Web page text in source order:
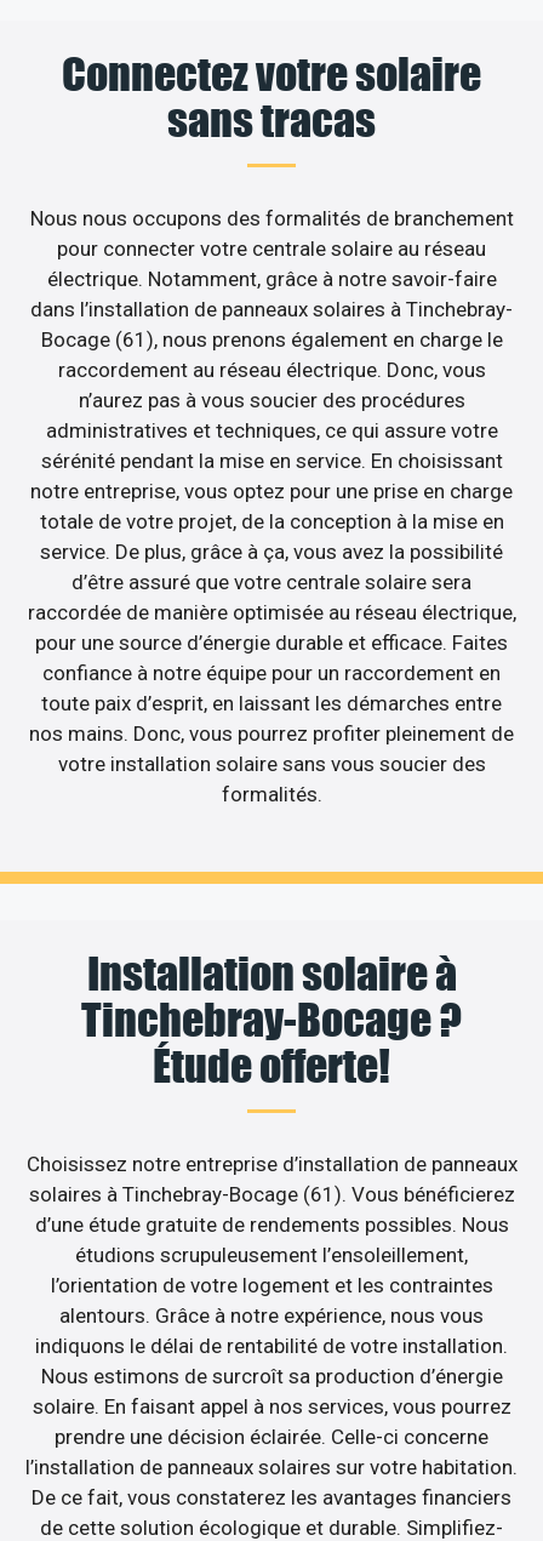
Connectez votre solaire
sans tracas
Nous nous occupons des formalités de branchement
pour connecter votre centrale solaire au réseau
électrique. Notamment, grâce à notre savoir-faire
dans l’installation de panneaux solaires à Tinchebray-
Bocage (61), nous prenons également en charge le
raccordement au réseau électrique. Donc, vous
n’aurez pas à vous soucier des procédures
administratives et techniques, ce qui assure votre
sérénité pendant la mise en service. En choisissant
notre entreprise, vous optez pour une prise en charge
totale de votre projet, de la conception à la mise en
service. De plus, grâce à ça, vous avez la possibilité
d’être assuré que votre centrale solaire sera
raccordée de manière optimisée au réseau électrique,
pour une source d’énergie durable et efficace. Faites
confiance à notre équipe pour un raccordement en
toute paix d’esprit, en laissant les démarches entre
nos mains. Donc, vous pourrez profiter pleinement de
votre installation solaire sans vous soucier des
formalités.
Installation solaire à
Tinchebray-Bocage ?
Étude offerte!
Choisissez notre entreprise d’installation de panneaux
solaires à Tinchebray-Bocage (61). Vous bénéficierez
d’une étude gratuite de rendements possibles. Nous
étudions scrupuleusement l’ensoleillement,
l’orientation de votre logement et les contraintes
alentours. Grâce à notre expérience, nous vous
indiquons le délai de rentabilité de votre installation.
Nous estimons de surcroît sa production d’énergie
solaire. En faisant appel à nos services, vous pourrez
prendre une décision éclairée. Celle-ci concerne
l’installation de panneaux solaires sur votre habitation.
De ce fait, vous constaterez les avantages financiers
de cette solution écologique et durable. Simplifiez-